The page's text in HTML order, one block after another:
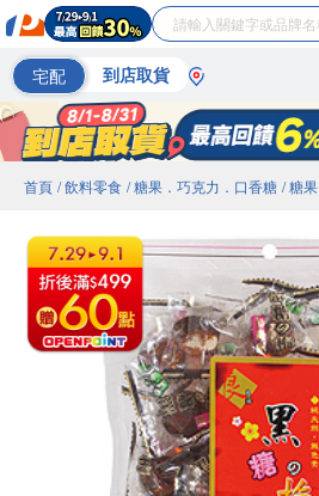
宅配 到店取貨
首頁 / 飲料零食 / 糖果．巧克力．口香糖 / 糖果